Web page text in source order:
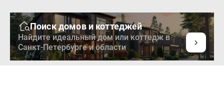
Поиск домов и коттеджей
Найдите идеальный дом или коттедж в
Санкт-Петербурге и области